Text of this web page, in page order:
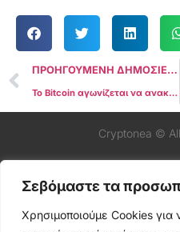
Σεβόμαστε τα
Χρησιμοποιούμε Cookies για
ΠΡΟΗΓΟΥΜΕΝΗ ΔΗΜΟΣΙΕΥΣΗ
Το Bitcoin αγωνίζεται να ανακάμψει μετά την ανακοίνωση της Fed, 20,000$ η τιμή του BTC ξανά στο επίκεντρο του ενδιαφέροντος
Cryptonea ©